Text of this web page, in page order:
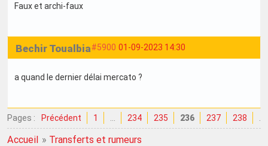
Faux et archi-faux
#5900 01-09-2023 14:30
Bechir Toualbia
a quand le dernier délai mercato ?
Pages : Précédent 1 234 235 236 237 238
Accueil » Transferts et rumeurs